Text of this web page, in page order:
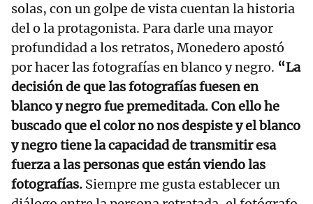
solas, con un golpe de vista cuentan la historia
del o la protagonista. Para darle una mayor
profundidad a los retratos, Monedero apostó
por hacer las fotografías en blanco y negro. “La
decisión de que las fotografías fuesen en
blanco y negro fue premeditada. Con ello he
buscado que el color no nos despiste y el blanco
y negro tiene la capacidad de transmitir esa
fuerza a las personas que están viendo las
fotografías. Siempre me gusta establecer un